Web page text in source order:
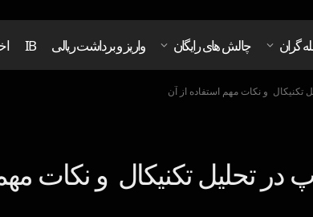
گران چالش های رایگان واریز و برداشت ریالی IB
تکنیکال و نکات مهم استفاده از آن
در تحلیل تکنیکال و نکات